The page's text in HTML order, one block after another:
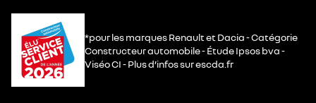
*pour les marques Renault et Dacia - Catégorie
Constructeur automobile - Étude Ipsos bva -
Viséo CI - Plus d’infos sur escda.fr